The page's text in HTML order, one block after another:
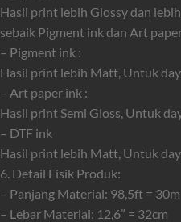
Hasil print lebih Glossy dan
sebaik Pigment ink dan Art
– Pigment ink :
Hasil print lebih Matt, Untuk
– Art paper ink :
Hasil print Semi Gloss, Untuk
– DTF ink
Hasil print lebih Matt, Untuk
6. Detail Fisik Produk:
– Panjang Material: 98,5ft = 30m
– Lebar Material: 12,6” = 32cm